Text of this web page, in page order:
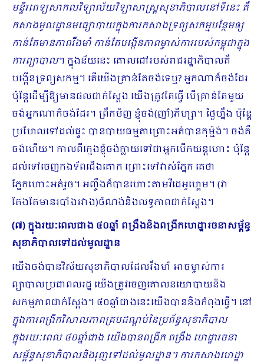
មន្ទីរពេទ្យសាកលវិទ្យាល័យវិទ្យាសាស្រ្តសុខាភិបាលនៅទីនេះ គឺ
កសាងមូលដ្ឋានមធ្យោបាយក្នុងការកសាងទ្រព្យសកម្មបន្ថែមឲ្យ
កាន់តែមានភាពរឹងមាំ កាន់តែបង្កើនភាពម្ចាស់ការរបស់កម្ពុជាក្នុង
ការព្យាបាល។ ក្នុងន័យនេះ គោលដៅរបស់រាជរដ្ឋាភិបាលគឺ
បង្កើនទ្រព្យសកម្ម​។ តើយើងគ្រាន់តែចង់ទេឬ? អ្នកណាក៏ចង់ដែរ
ប៉ុន្តែដើម្បីឱ្យមានផលជាក់ស្ដែង យើងត្រូវតែធ្វើ បើគ្រាន់តែមួយ
ចង់អ្នកណាក៏ចង់ដែរ។ ព្រឹកមិញ ខ្ញុំចង់(ញាំ)ភីហ្សា។ ថ្ងៃហ្នឹង ប៉ុន្តែ
ប្រហែលទៅដល់ផ្ទះ បានបាយធម្មតាព្រោះអត់បានកុម្ម៉ង់។ ចង់គឺ
ចង់ហើយ។ កាលពីក្មេងខ្ញុំចង់ក្លាយទៅជាអ្នកបើកយន្តហោះ ប៉ុន្តែ
ដល់ទៅចេញកងទ័ពជើងគោក ព្រោះទៅវាស់ភ្នែក គេថា
ភ្នែកហោះអត់រួច។ អញ្ចឹងក៏បានហោះតាមវីដេអូហ្គេម។ (វា
តែងតែមានរបាំងរវាង)ចំណង់និងលទ្ធភាពជាក់ស្ដែង។
(៧) ក្នុងរយៈពេលជាង ៤០ឆ្នាំ ពង្រឹងនិងពង្រីកហេដ្ឋារចនាសម្ព័ន្ធ
សុខាភិបាលទៅដល់មូលដ្ឋាន
យើងចង់បានវិស័យសុខាភិបាលដែលរឹងមាំ អាចម្ចាស់ការ
ព្យាបាលប្រជាពលរដ្ឋ យើងត្រូវចេញគោលនយោបាយនិង
សកម្មភាពជាក់ស្ដែង។ ៤០ឆ្នាំជាងនេះយើងបាននិងកំពុងធ្វើ។ នៅ
ក្នុងការពង្រីកវិសាលភាពគ្របដណ្ដប់នៃប្រព័ន្ធសុខាភិបាល
ក្នុងរយៈពេល ៤០ឆ្នាំជាង យើងបានពង្រីក ពង្រឹង ហេដ្ឋារចនា
សម្ព័ន្ធសុខាភិបាលនិងរុញទៅដល់មូលដ្ឋាន។ ការកសាងហេដ្ឋា